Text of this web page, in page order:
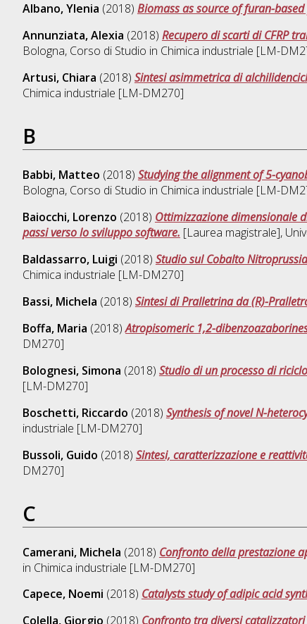
Albano, Ylenia (2018) Biomass as source of furan-
Annunziata, Alexia (2018) Recupero di scarti di CFRP
Bologna, Corso di Studio in Chimica industriale [LM-
Artusi, Chiara (2018) Sintesi asimmetrica di
Chimica industriale [LM-DM270]
B
Babbi, Matteo (2018) Studying the alignment of 5-
Bologna, Corso di Studio in Chimica industriale [LM-
Baiocchi, Lorenzo (2018) Ottimizzazione dimensionale
passi verso lo sviluppo software. [Laurea magistrale],
Baldassarro, Luigi (2018) Studio sul Cobalto
Chimica industriale [LM-DM270]
Bassi, Michela (2018) Sintesi di Pralletrina da (R)-
Boffa, Maria (2018)Atropisomeric 1,2-
DM270]
Bolognesi, Simona (2018) Studio di un processo di
[LM-DM270]
Boschetti, Riccardo (2018) Synthesis of novel N-
industriale [LM-DM270]
Bussoli, Guido (2018) Sintesi, caratterizzazione e
DM270]
C
Camerani, Michela (2018) Confronto della prestazione
in Chimica industriale [LM-DM270]
Capece, Noemi (2018) Catalysts study of adipic acid
Colella, Giorgio (2018) Confronto tra diversi